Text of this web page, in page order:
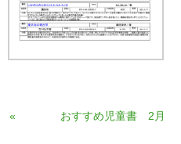
« おすすめ児童書 2月